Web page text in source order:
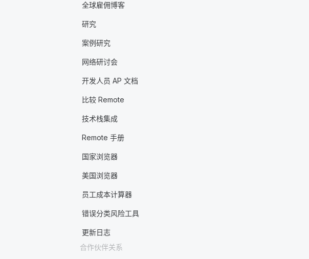
全球雇佣博客
研究
案例研究
网络研讨会
开发人员 AP 文档
比较 Remote
技术栈集成
Remote 手册
国家浏览器
美国浏览器
员工成本计算器
错误分类风险工具
更新日志
合作伙伴关系